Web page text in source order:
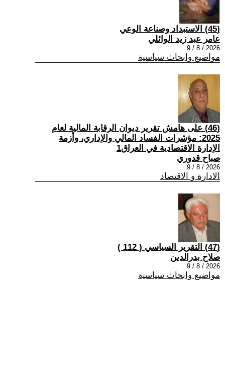
(45) الاستبداد وصناعة الوعي
عامر عبد زيد الوائلي
2026 / 8 / 9
مواضيع وابحاث سياسية
(46) على هامش تقرير ديوان الرقابة المالية لعام
2025: مؤشرات الفساد المالي والإداري، وأزمة
الإدارة الاقتصادية في العراق1
صباح قدوري
2026 / 8 / 9
الادارة و الاقتصاد
(47) التقرير السياسي ( 112 )
صلاح بدرالدين
2026 / 8 / 9
مواضيع وابحاث سياسية